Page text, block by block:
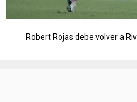
Robert Rojas debe volver a